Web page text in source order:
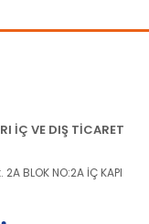
İÇ VE DIŞ TİCARET
BLOK NO:2A İÇ KAPI